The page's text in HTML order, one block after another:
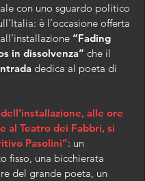
con uno sguardo politico
è l’occasione offerta
“Fading
in dissolvenza” che il
dedica al poeta di
alle ore
al Teatro dei Fabbri, si
Pasolini”: un
fisso, una bicchierata
del grande poeta, un